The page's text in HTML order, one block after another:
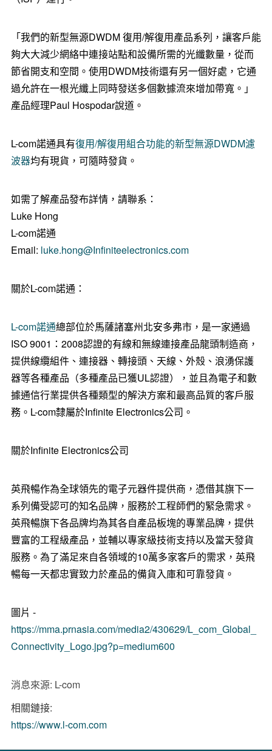
「我們的新型無源DWDM 復用/解復用產品系列，讓客戶能
夠大大減少網絡中連接站點和設備所需的光纖數量，從而
節省開支和空間。使用DWDM技術還有另一個好處，它通
過允許在一根光纖上同時發送多個數據流來增加帶寬。」
產品經理Paul Hospodar說道。
L-com諾通具有復用/解復用組合功能的新型無源DWDM濾
波器均有現貨，可隨時發貨。
如需了解產品發布詳情，請聯系：
Luke Hong
L-com諾通
Email: luke.hong@Infiniteelectronics.com
關於L-com諾通：
L-com諾通總部位於馬薩諸塞州北安多弗市，是一家通過
ISO 9001：2008認證的有線和無線連接產品龍頭制造商，
提供線纜組件、連接器、轉接頭、天線、外殼、浪湧保護
器等各種產品（多種產品已獲UL認證），並且為電子和數
據通信行業提供各種類型的解決方案和最高品質的客戶服
務。L-com隸屬於Infinite Electronics公司。
關於Infinite Electronics公司
英飛暢作為全球領先的電子元器件提供商，憑借其旗下一
系列備受認可的知名品牌，服務於工程師們的緊急需求。
英飛暢旗下各品牌均為其各自產品板塊的專業品牌，提供
豐富的工程級產品，並輔以專家級技術支持以及當天發貨
服務。為了滿足來自各領域的10萬多家客戶的需求，英飛
暢每一天都忠實致力於產品的備貨入庫和可靠發貨。
圖片 -
https://mma.prnasia.com/media2/430629/L_com_Global_
Connectivity_Logo.jpg?p=medium600
消息來源: L-com
相關鏈接:
https://www.l-com.com